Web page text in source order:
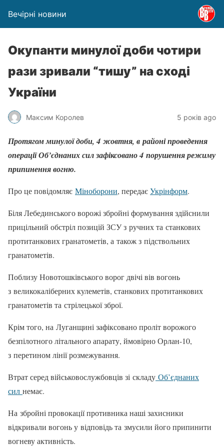
Вечірні новини
Окупанти минулої доби чотири
рази зривали “тишу” на сході
України
Максим Королев 5 років ago
Протягом минулої доби, 4 жовтня, в районі проведення
операції Об’єднаних сил зафіксовано 4 порушення режиму
припинення вогню.
Про це повідомляє Міноборони, передаєУкрінформ.
Біля Лебединського ворожі збройні формування здійснили
прицільний обстріл позицій ЗСУ з ручних та станкових
протитанкових гранатометів, а також з підствольних
гранатометів.
Поблизу Новотошківського ворог двічі вів вогонь
з великокаліберних кулеметів, станкових протитанкових
гранатометів та стрілецької зброї.
Крім того, на Луганщині зафіксовано проліт ворожого
безпілотного літального апарату, ймовірно Орлан-10,
з перетином лінії розмежування.
Втрат серед військовослужбовців зі складу Об’єднаних
сил немає.
На збройні провокації противника наші захисники
відкривали вогонь у відповідь та змусили його припинити
вогневу активність.